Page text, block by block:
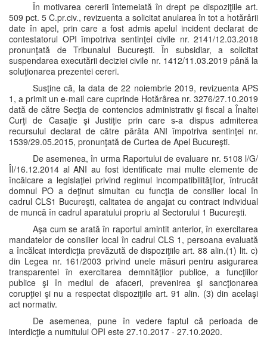
În motivarea cererii întemeiată în drept pe dispoziţiile art.
509 pct. 5 C.pr.civ., revizuenta a solicitat anularea în tot a hotărârii
date în apel, prin care a fost admis apelul incident declarat de
contestatorul OPI împotriva sentinţei civile nr. 2141/12.03.2018
pronunţată de Tribunalul Bucureşti. În subsidiar, a solicitat
suspendarea executării deciziei civile nr. 1412/11.03.2019 până la
soluţionarea prezentei cereri.
Susţine că, la data de 22 noiembrie 2019, revizuenta APS
1, a primit un e-mail care cuprinde Hotărârea nr. 3276/27.10.2019
dată de către Secţia de contencios administrativ şi fiscal a Înaltei
Curţi de Casaţie şi Justiţie prin care s-a dispus admiterea
recursului declarat de către pârâta ANI împotriva sentinţei nr.
1539/29.05.2015, pronunţată de Curtea de Apel Bucureşti.
De asemenea, în urma Raportului de evaluare nr. 5108 l/G/
ÎI/16.12.2014 al ANI au fost identificate mai multe elemente de
încălcare a legislaţiei privind regimul incompatibilităţilor, întrucât
domnul PO a deţinut simultan cu funcţia de consilier local în
cadrul CLS1 Bucureşti, calitatea de angajat cu contract individual
de muncă în cadrul aparatului propriu al Sectorului 1 Bucureşti.
Aşa cum se arată în raportul amintit anterior, în exercitarea
mandatelor de consilier local în cadrul CLS 1, persoana evaluată
a încălcat interdicţia prevăzută de dispoziţiile art. 88 alin.(1) lit. c)
din Legea nr. 161/2003 privind unele măsuri pentru asigurarea
transparentei în exercitarea demnităţilor publice, a funcţiilor
publice şi în mediul de afaceri, prevenirea şi sancţionarea
corupţiei şi nu a respectat dispoziţiile art. 91 alin. (3) din acelaşi
act normativ.
De asemenea, pune în vedere faptul că perioada de
interdicţie a numitului OPI este 27.10.2017 - 27.10.2020.